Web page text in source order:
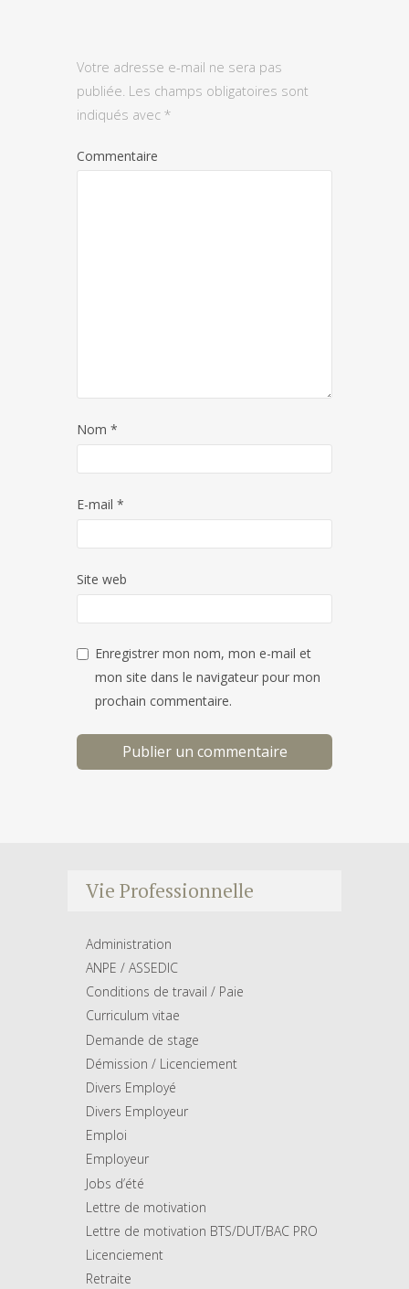
Votre adresse e-mail ne sera pas
publiée. Les champs obligatoires sont
indiqués avec *
Commentaire
Nom *
E-mail *
Site web
Enregistrer mon nom, mon e-mail et
mon site dans le navigateur pour mon
prochain commentaire.
Vie Professionnelle
Administration
ANPE / ASSEDIC
Conditions de travail / Paie
Curriculum vitae
Demande de stage
Démission / Licenciement
Divers Employé
Divers Employeur
Emploi
Employeur
Jobs d’été
Lettre de motivation
Lettre de motivation BTS/DUT/BAC PRO
Licenciement
Retraite